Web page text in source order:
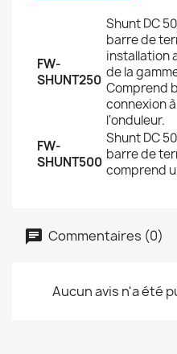
FW-
SHUNT250
Shunt DC
barre de
installation
de la
Comprend
connexion
l'onduleur.
FW-
SHUNT500
Shunt DC
barre de
comprend
Commentaires (0)
Aucun avis n'a été